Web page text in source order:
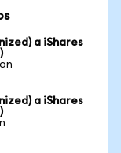
a iShares
a iShares